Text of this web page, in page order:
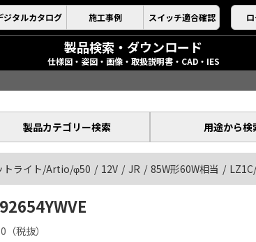
ジタルカタログ 施工事例 スイッチ適合確認
製品検索・ダウンロード
仕様図・姿図・画像・取扱説明書・CAD・IES
製品カテゴリー検索 用途から検
トライト/Artio/φ50 12V JR 85W形60W相当
（税抜）